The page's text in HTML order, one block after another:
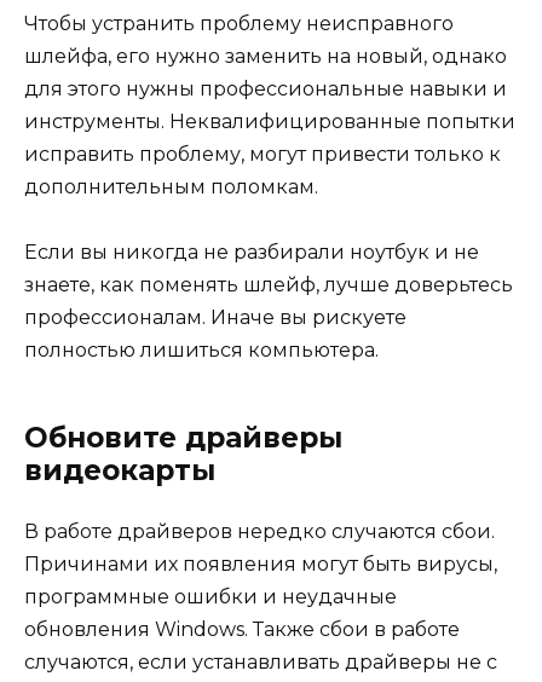
Чтобы устранить проблему неисправного
шлейфа, его нужно заменить на новый, однако
для этого нужны профессиональные навыки и
инструменты. Неквалифицированные попытки
исправить проблему, могут привести только к
дополнительным поломкам.
Если вы никогда не разбирали ноутбук и не
знаете, как поменять шлейф, лучше доверьтесь
профессионалам. Иначе вы рискуете
полностью лишиться компьютера.
Обновите драйверы
видеокарты
В работе драйверов нередко случаются сбои.
Причинами их появления могут быть вирусы,
программные ошибки и неудачные
обновления Windows. Также сбои в работе
случаются, если устанавливать драйверы не с